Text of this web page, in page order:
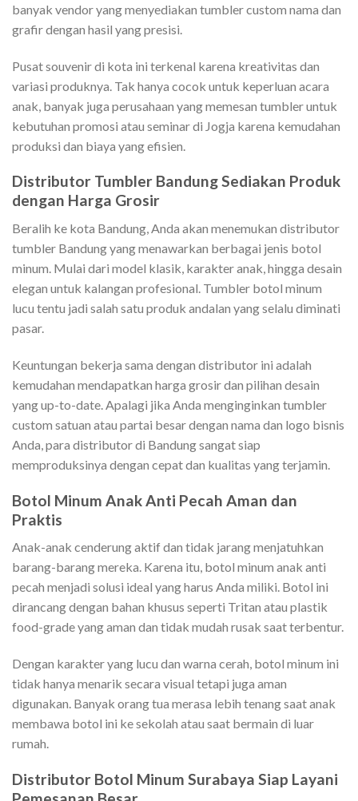
banyak vendor yang menyediakan tumbler custom nama dan
grafir dengan hasil yang presisi.
Pusat souvenir di kota ini terkenal karena kreativitas dan
variasi produknya. Tak hanya cocok untuk keperluan acara
anak, banyak juga perusahaan yang memesan tumbler untuk
kebutuhan promosi atau seminar di Jogja karena kemudahan
produksi dan biaya yang efisien.
Distributor Tumbler Bandung Sediakan Produk
dengan Harga Grosir
Beralih ke kota Bandung, Anda akan menemukan distributor
tumbler Bandung yang menawarkan berbagai jenis botol
minum. Mulai dari model klasik, karakter anak, hingga desain
elegan untuk kalangan profesional. Tumbler botol minum
lucu tentu jadi salah satu produk andalan yang selalu diminati
pasar.
Keuntungan bekerja sama dengan distributor ini adalah
kemudahan mendapatkan harga grosir dan pilihan desain
yang up-to-date. Apalagi jika Anda menginginkan tumbler
custom satuan atau partai besar dengan nama dan logo bisnis
Anda, para distributor di Bandung sangat siap
memproduksinya dengan cepat dan kualitas yang terjamin.
Botol Minum Anak Anti Pecah Aman dan
Praktis
Anak-anak cenderung aktif dan tidak jarang menjatuhkan
barang-barang mereka. Karena itu, botol minum anak anti
pecah menjadi solusi ideal yang harus Anda miliki. Botol ini
dirancang dengan bahan khusus seperti Tritan atau plastik
food-grade yang aman dan tidak mudah rusak saat terbentur.
Dengan karakter yang lucu dan warna cerah, botol minum ini
tidak hanya menarik secara visual tetapi juga aman
digunakan. Banyak orang tua merasa lebih tenang saat anak
membawa botol ini ke sekolah atau saat bermain di luar
rumah.
Distributor Botol Minum Surabaya Siap Layani